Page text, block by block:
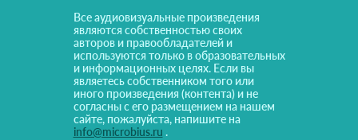
Все аудиовизуальные произведения
являются собственностью своих
авторов и правообладателей и
используются только в образовательных
и информационных целях. Если вы
являетесь собственником того или
иного произведения (контента) и не
согласны с его размещением на нашем
сайте, пожалуйста, напишите на
info@microbius.ru .